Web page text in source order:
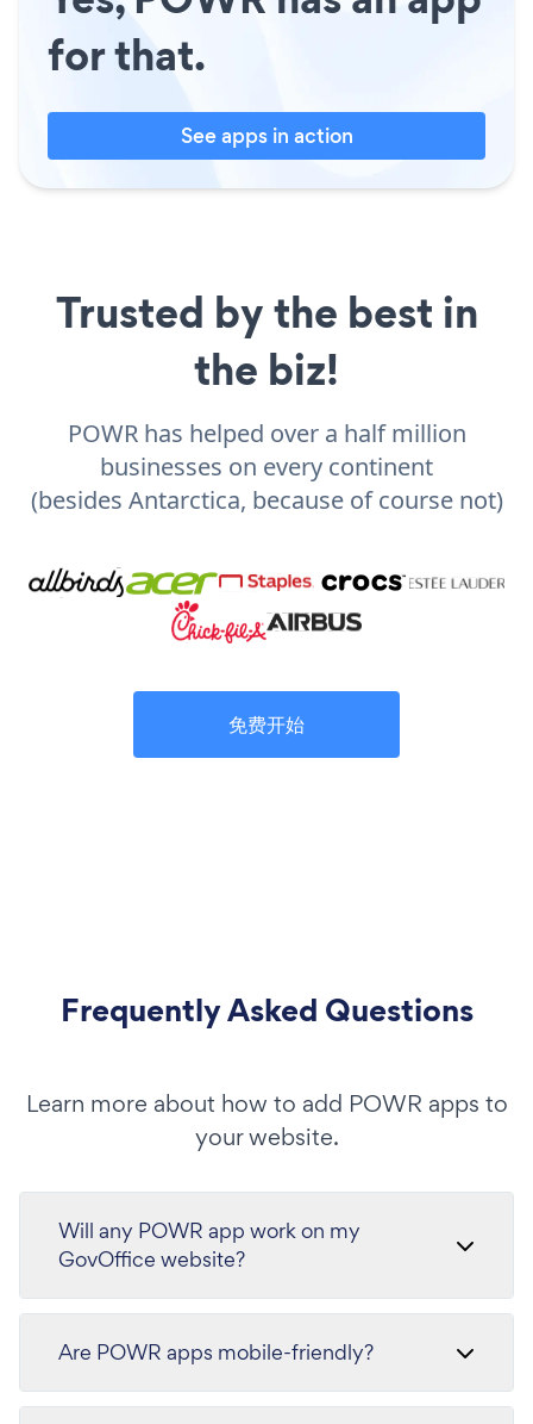
for that.
See apps in action
Trusted by the best in
the biz!
POWR has helped over a half million
businesses on every continent
(besides Antarctica, because of course not)
免费开始
Frequently Asked Questions
Learn more about how to add POWR apps to
your website.
Will any POWR app work on my
GovOffice website?
Are POWR apps mobile-friendly?